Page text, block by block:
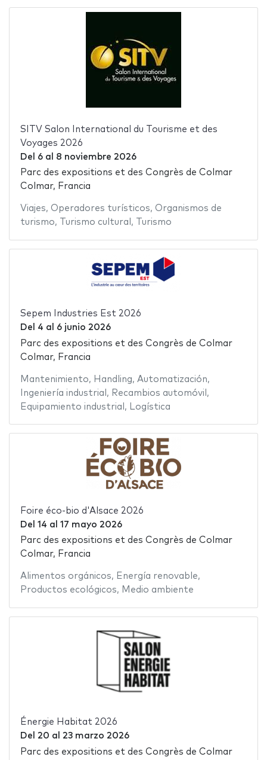
SITV Salon International du Tourisme et des
Voyages 2026
Del 6al 8 noviembre 2026
Parc des expositions et des Congrès de Colmar
Colmar, Francia
Viajes, Operadores turísticos, Organismos de
turismo, Turismo cultural , Turismo
Sepem Industries Est 2026
Del 4 al 6 junio 2026
Parc des expositions et des Congrès de Colmar
Colmar, Francia
Mantenimiento, Handling, Automatización,
Ingeniería industrial , Recambios automóvil ,
Equipamiento industrial , Logística
Foire éco-bio d'Alsace 2026
Del 14 al 17 mayo 2026
Parc des expositions et des Congrès de Colmar
Colmar, Francia
Alimentos orgánicos, Energía renovable,
Productos ecológicos, Medio ambiente
Énergie Habitat 2026
Del 20 al 23 marzo 2026
Parc des expositions et des Congrès de Colmar